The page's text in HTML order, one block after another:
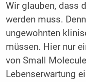
Wir glauben, dass
werden muss.
ungewohnten
müssen. Hier nur
von Small
Lebenserwartung